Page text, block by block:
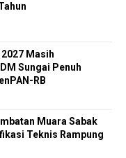
Masih
Sungai Penuh
RB
Muara Sabak
Teknis Rampung